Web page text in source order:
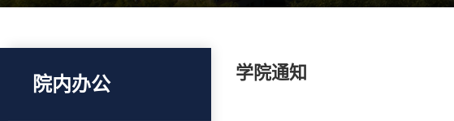
院内办公
学院通知